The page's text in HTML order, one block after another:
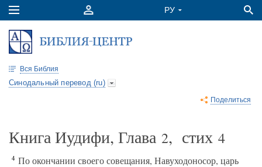
Вся Библия
Синодальный перевод (ru)
Поделиться
Книга Иудифи, Глава 2, стих 4
4 По окончании своего совещания, Навуходоносор, царь